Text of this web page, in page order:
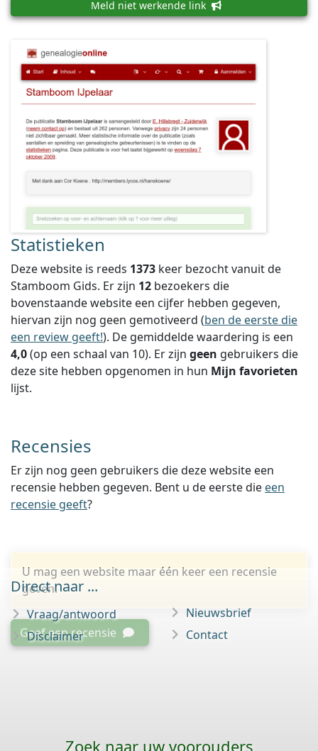
Meld niet werkende link
Statistieken
Deze website is reeds 1373 keer bezocht vanuit de
Stamboom Gids. Er zijn 12 bezoekers die
bovenstaande website een cijfer hebben gegeven,
hiervan zijn nog geen gemotiveerd (ben de eerste die
een review geeft!). De gemiddelde waardering is een
4,0(op een schaal van 10). Er zijn geen gebruikers die
deze site hebben opgenomen in hun Mijn favorieten
lijst.
Recensies
Er zijn nog geen gebruikers die deze website een
recensie hebben gegeven. Bent u de eerste die een
recensie geeft?
U mag een website maar één keer een recensie
geven.
Geef een recensie
Direct naar ...
Vraag/antwoord
Disclaimer
Nieuwsbrief
Contact
Zoek naar uw voorouders